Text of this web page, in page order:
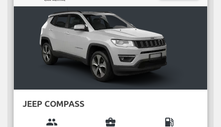
JEEP COMPASS
group business_center local_gas_station